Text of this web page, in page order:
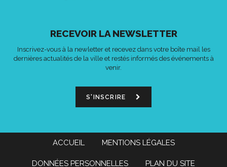
RECEVOIR LA NEWSLETTER
Inscrivez-vous à la newletter et recevez dans votre boîte mail les
dernières actualités de la ville et restés informés des événements à
venir.
S'INSCRIRE
ACCUEIL MENTIONS LÉGALES
DONNÉES PERSONNELLES PLAN DU SITE